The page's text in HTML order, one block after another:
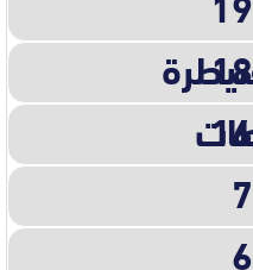
18
16
7
6